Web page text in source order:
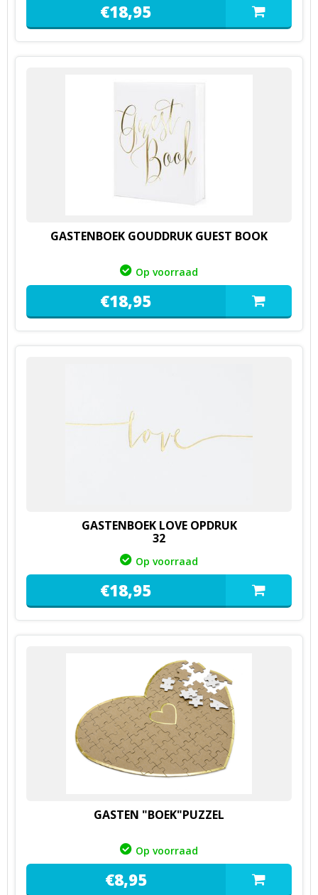
€18,95
GASTENBOEK GOUDDRUK GUEST BOOK
Op voorraad
€18,95
GASTENBOEK LOVE OPDRUK
32
Op voorraad
€18,95
GASTEN "BOEK"PUZZEL
Op voorraad
€8,95